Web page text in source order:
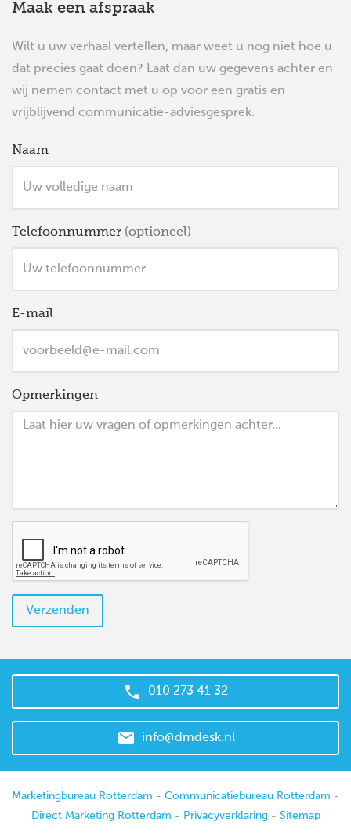
Maak een afspraak
Wilt u uw verhaal vertellen, maar weet u nog niet hoe u
dat precies gaat doen? Laat dan uw gegevens achter en
wij nemen contact met u op voor een gratis en
vrijblijvend communicatie-adviesgesprek.
Naam
Telefoonnummer (optioneel)
E-mail
Opmerkingen
Verzenden
 010 273 41 32
 info@dmdesk.nl
Marketingbureau Rotterdam - Communicatiebureau Rotterdam -
Direct Marketing Rotterdam - Privacyverklaring- Sitemap